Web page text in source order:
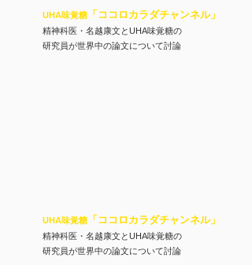
UHA味覚糖 「ココロカラダチャンネル」
精神科医・名越康文とUHA味覚糖の
​研究員が世界中の論文について討論
UHA味覚糖 「ココロカラダチャンネル」
精神科医・名越康文とUHA味覚糖の
​研究員が世界中の論文について討論